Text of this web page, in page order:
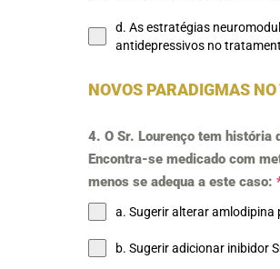
d. As estratégias
antidepressivos no
NOVOS PARADIGMAS
4. O Sr. Lourenço tem história
Encontra-se medicado com
menos se adequa a este caso:
a. Sugerir alterar amlodipina
b. Sugerir adicionar inibidor